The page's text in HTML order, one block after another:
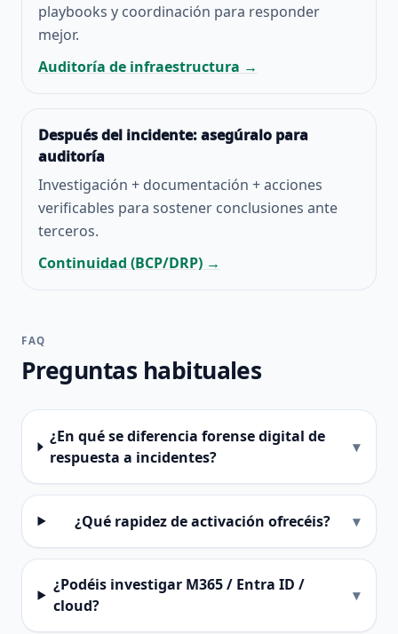
playbooks y coordinación para responder
mejor.
Auditoría de infraestructura →
Después del incidente: asegúralo para
auditoría
Investigación + documentación + acciones
verificables para sostener conclusiones ante
terceros.
Continuidad (BCP/DRP) →
FAQ
Preguntas habituales
¿En qué se diferencia forense digital de
respuesta a incidentes?
▾
¿Qué rapidez de activación ofrecéis? ▾
¿Podéis investigar M365 / Entra ID /
cloud?
▾